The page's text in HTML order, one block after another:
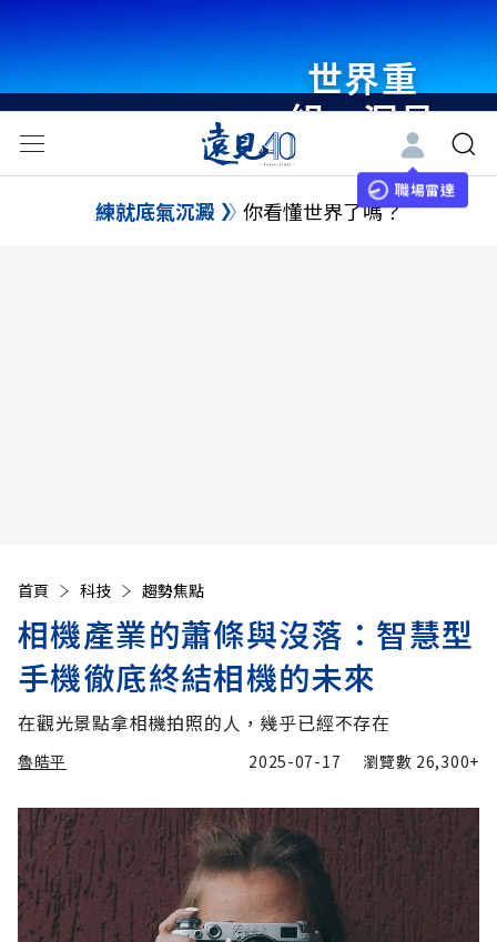
世界重
組・洞見
未來 與
世界領袖
職場雷達
練就底氣沉澱 你看懂世界了嗎？
首頁 科技 趨勢焦點
相機產業的蕭條與沒落：智慧型
手機徹底終結相機的未來
在觀光景點拿相機拍照的人，幾乎已經不存在
魯皓平 2025-07-17 瀏覽數 26,300+